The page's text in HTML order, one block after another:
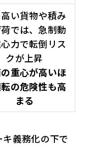
い貨物や積み
では、急制動
力で転倒リス
クが上昇
重心が高いほ
の危険性も高
まる
義務化の下で